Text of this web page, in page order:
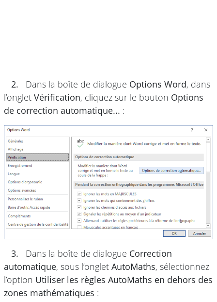
2. Dans la boîte de dialogue Options Word, dans
l’onglet Vérification, cliquez sur le bouton Options
de correction automatique... :
3. Dans la boîte de dialogue Correction
automatique, sous l’onglet AutoMaths, sélectionnez
l’option Utiliser les règles AutoMaths en dehors des
zones mathématiques :